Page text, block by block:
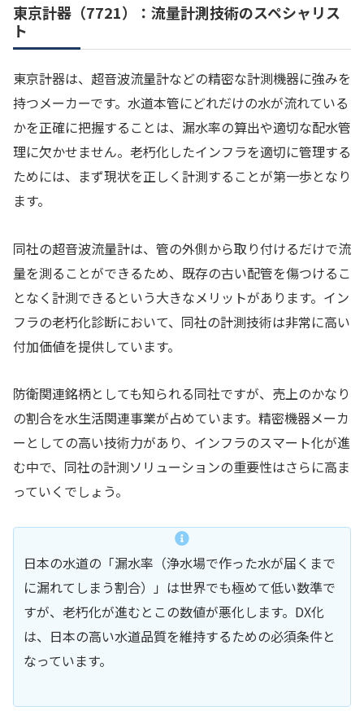
東京計器（7721）：流量計測技術のスペシャリス
ト
東京計器は、超音波流量計などの精密な計測機器に強みを
持つメーカーです。水道本管にどれだけの水が流れている
かを正確に把握することは、漏水率の算出や適切な配水管
理に欠かせません。老朽化したインフラを適切に管理する
ためには、まず現状を正しく計測することが第一歩となり
ます。
同社の超音波流量計は、管の外側から取り付けるだけで流
量を測ることができるため、既存の古い配管を傷つけるこ
となく計測できるという大きなメリットがあります。イン
フラの老朽化診断において、同社の計測技術は非常に高い
付加価値を提供しています。
防衛関連銘柄としても知られる同社ですが、売上のかなり
の割合を水生活関連事業が占めています。精密機器メーカ
ーとしての高い技術力があり、インフラのスマート化が進
む中で、同社の計測ソリューションの重要性はさらに高ま
っていくでしょう。
日本の水道の「漏水率（浄水場で作った水が届くまで
に漏れてしまう割合）」は世界でも極めて低い数準で
すが、老朽化が進むとこの数値が悪化します。DX化
は、日本の高い水道品質を維持するための必須条件と
なっています。